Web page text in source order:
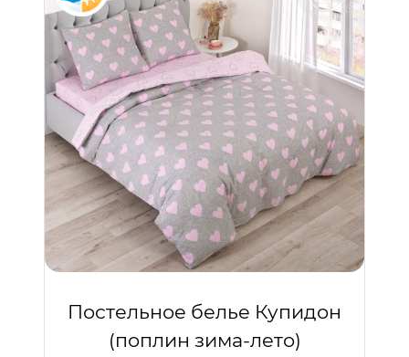
Постельное белье Купидон
(поплин зима-лето)